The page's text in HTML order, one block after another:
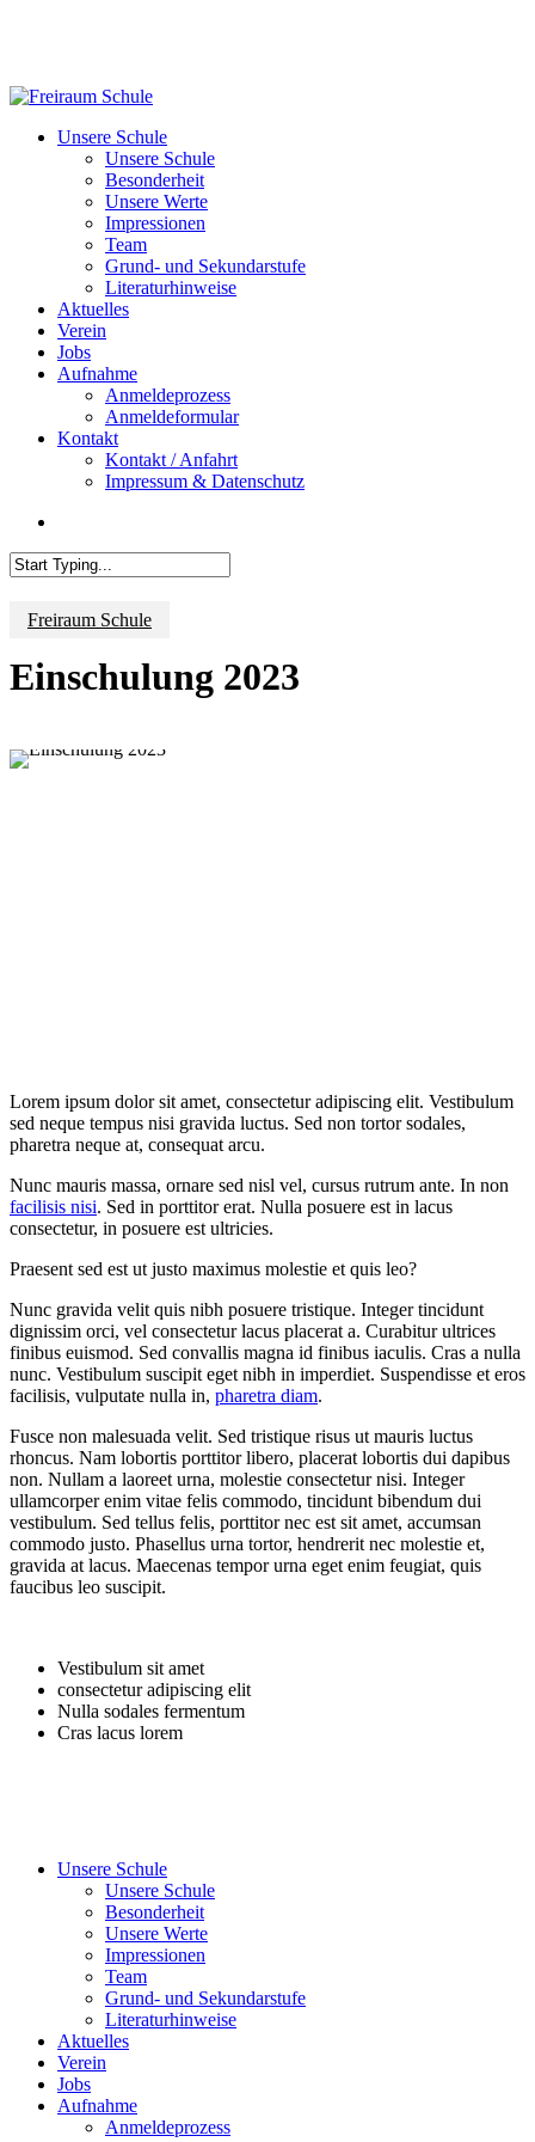
content
Menu
Unsere Schule
Unsere Schule
Besonderheit
Unsere Werte
Impressionen
Team
Grund- und Sekundarstufe
Literaturhinweise
Aktuelles
Verein
Jobs
Aufnahme
Anmeldeprozess
Anmeldeformular
Kontakt
Kontakt / Anfahrt
Impressum & Datenschutz
Freiraum Schule
Einschulung 2023
Lorem ipsum dolor sit amet, consectetur adipiscing elit. Vestibulum
sed neque tempus nisi gravida luctus. Sed non tortor sodales,
pharetra neque at, consequat arcu.
Nunc mauris massa, ornare sed nisl vel, cursus rutrum ante. In non
facilisis nisi. Sed in porttitor erat. Nulla posuere est in lacus
consectetur, in posuere est ultricies.
Praesent sed est ut justo maximus molestie et quis leo?
Nunc gravida velit quis nibh posuere tristique. Integer tincidunt
dignissim orci, vel consectetur lacus placerat a. Curabitur ultrices
finibus euismod. Sed convallis magna id finibus iaculis. Cras a nulla
nunc. Vestibulum suscipit eget nibh in imperdiet. Suspendisse et eros
facilisis, vulputate nulla in, pharetra diam.
Fusce non malesuada velit. Sed tristique risus ut mauris luctus
rhoncus. Nam lobortis porttitor libero, placerat lobortis dui dapibus
non. Nullam a laoreet urna, molestie consectetur nisi. Integer
ullamcorper enim vitae felis commodo, tincidunt bibendum dui
vestibulum. Sed tellus felis, porttitor nec est sit amet, accumsan
commodo justo. Phasellus urna tortor, hendrerit nec molestie et,
gravida at lacus. Maecenas tempor urna eget enim feugiat, quis
faucibus leo suscipit.
Vestibulum sit amet
consectetur adipiscing elit
Nulla sodales fermentum
Cras lacus lorem
Close
Unsere Schule
Unsere Schule
Besonderheit
Unsere Werte
Impressionen
Team
Grund- und Sekundarstufe
Literaturhinweise
Aktuelles
Verein
Jobs
Aufnahme
Anmeldeprozess